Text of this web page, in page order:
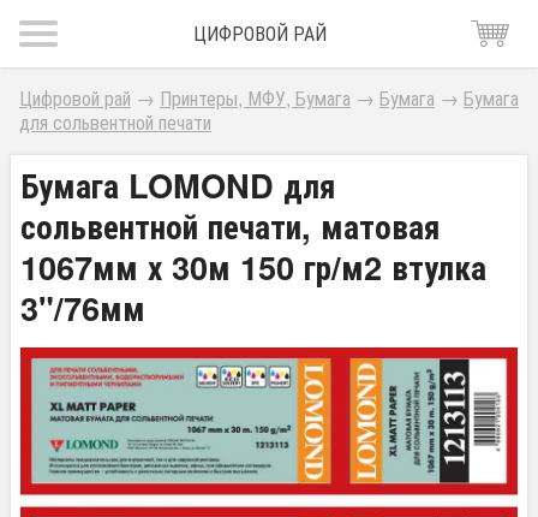
ЦИФРОВОЙ РАЙ
Цифровой рай → Принтеры, МФУ, Бумага → Бумага → Бумага
для сольвентной печати
Бумага LOMOND для
сольвентной печати, матовая
1067мм х 30м 150 гр/м2 втулка
3"/76мм